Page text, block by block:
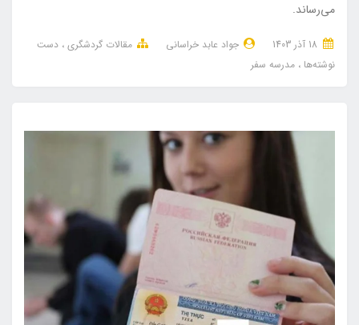
می‌رساند.
جواد عابد خراسانی مقالات گردشگری دست
نوشته‌ها
مدرسه سفر